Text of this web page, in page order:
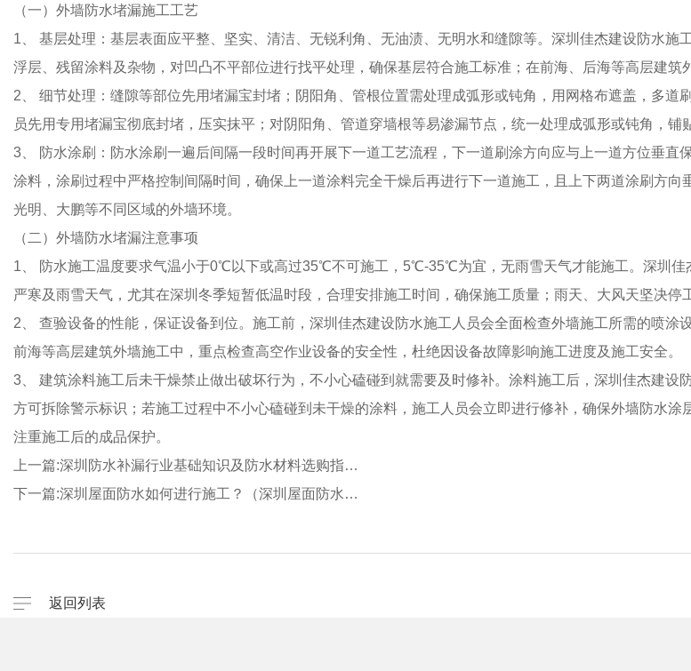
（一）外墙防水堵漏施工工艺
1、 基层处理：基层表面应平整、坚实、清洁、无锐利角、无油渍、无明水和缝隙等。深圳佳杰建设防水
浮层、残留涂料及杂物，对凹凸不平部位进行找平处理，确保基层符合施工标准；在前海、后海等高层建
2、 细节处理：缝隙等部位先用堵漏宝封堵；阴阳角、管根位置需处理成弧形或钝角，用网格布遮盖，多
员先用专用堵漏宝彻底封堵，压实抹平；对阴阳角、管道穿墙根等易渗漏节点，统一处理成弧形或钝角，铺
3、 防水涂刷：防水涂刷一遍后间隔一段时间再开展下一道工艺流程，下一道刷涂方向应与上一道方位垂
涂料，涂刷过程中严格控制间隔时间，确保上一道涂料完全干燥后再进行下一道施工，且上下两道涂刷方
光明、大鹏等不同区域的外墙环境。
（二）外墙防水堵漏注意事项
1、 防水施工温度要求气温小于0℃以下或高过35℃不可施工，5℃-35℃为宜，无雨雪天气才能施工。深圳佳
严寒及雨雪天气，尤其在深圳冬季短暂低温时段，合理安排施工时间，确保施工质量；雨天、大风天坚决停
2、 查验设备的性能，保证设备到位。施工前，深圳佳杰建设防水施工人员会全面检查外墙施工所需的喷
前海等高层建筑外墙施工中，重点检查高空作业设备的安全性，杜绝因设备故障影响施工进度及施工安全。
3、 建筑涂料施工后未干燥禁止做出破坏行为，不小心磕碰到就需要及时修补。涂料施工后，深圳佳杰建设
方可拆除警示标识；若施工过程中不小心磕碰到未干燥的涂料，施工人员会立即进行修补，确保外墙防水
注重施工后的成品保护。
上一篇:深圳防水补漏行业基础知识及防水材料选购指…
下一篇:深圳屋面防水如何进行施工？（深圳屋面防水…
返回列表